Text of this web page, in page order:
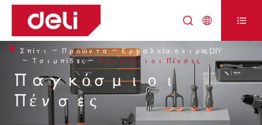
  
Παγκόσμιοι
Πένσες
Σπίτι Προϊόντα
Εργαλεία σειράς DIY
Τσιμπίδες
Παγκόσμιοι Πένσες